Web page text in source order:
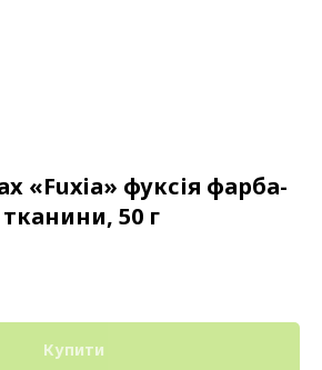
«Fuxia» фуксія фарба-
50 г
Купити